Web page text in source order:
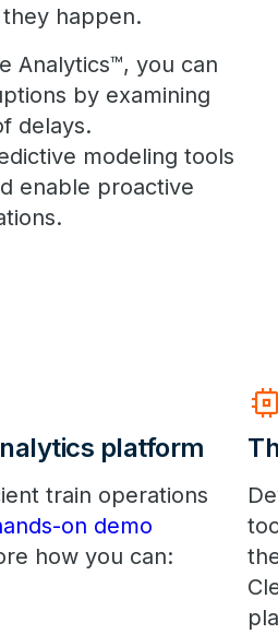
happen.
Analytics™, you can
by examining
delays.
modeling tools
enable proactive
platform
train operations
on demo
how you can: